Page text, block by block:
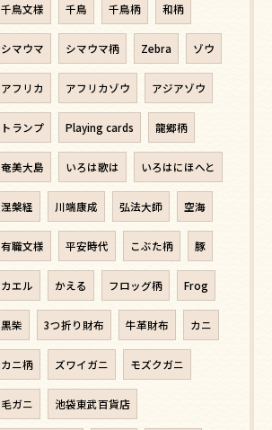
千鳥文様 千鳥 千鳥柄 和柄
シマウマ シマウマ柄 Zebra ゾウ
アフリカ アフリカゾウ アジアゾウ
トランプ Playing cards 龍郷柄
奄美大島 いろは歌は いろはにほへと
涅槃経 川端康成 弘法大師 空海
有職文様 平安時代 こぶた柄 豚
カエル かえる フロッグ柄 Frog
黒柴 3つ折り財布 牛革財布 カニ
カニ柄 ズワイガニ モズクガニ
毛ガニ 池袋東武百貨店